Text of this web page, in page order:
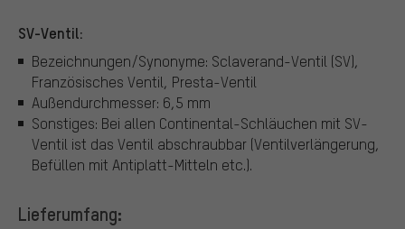
SV-Ventil:
Bezeichnungen/Synonyme: Sclaverand-Ventil (SV),
Französisches Ventil, Presta-Ventil
Außendurchmesser: 6,5 mm
Sonstiges: Bei allen Continental-Schläuchen mit SV-
Ventil ist das Ventil abschraubbar (Ventilverlängerung,
Befüllen mit Antiplatt-Mitteln etc.).
Lieferumfang: